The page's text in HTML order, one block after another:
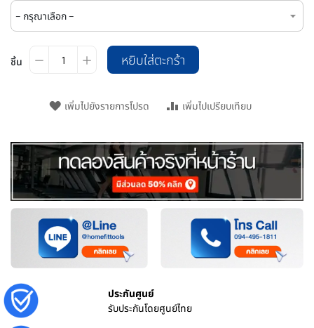
ชิ้น หยิบใส่ตะกร้า
เพิ่มไปยังรายการโปรด เพิ่มไปเปรียบเทียบ
ประกันศูนย์
รับประกันโดยศูนย์ไทย